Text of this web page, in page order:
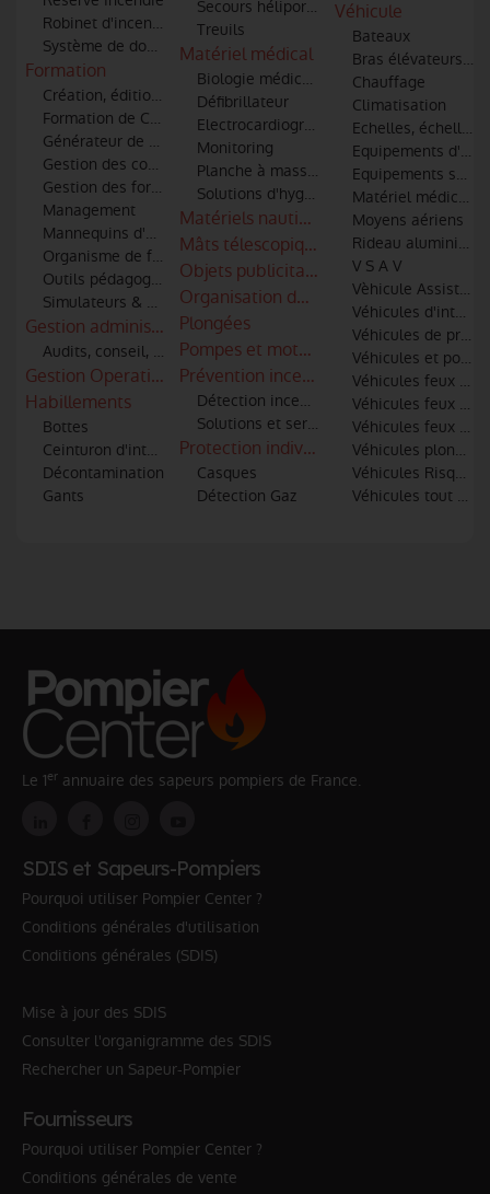
Robinet d'incendie
Système de dosage additifs
Formation
Création, édition et diffusion de médias pour les formation à
Formation de Conduite Opérationnelle des véhicules
Générateur de fumée
Gestion des conflits
Gestion des formations
Management
Mannequins d'entrainement
Organisme de formation
Outils pédagogiques
Simulateurs & Réalité virtuelle
Gestion administratives, gestion du personnels et des
Audits, conseil, AMOA
Gestion Operationnelle
Habillements
Bottes
Ceinturon d'intervention
Décontamination
Gants
Secours héliporté et hélitreuillage
Treuils
Matériel médical
Biologie médicale
Défibrillateur
Electrocardiographe (ECG)
Monitoring
Planche à masser
Solutions d'hygiène - Traitements de
Matériels nautiques
Mâts télescopiques
Objets publicitaires - Cadeaux
Organisation de congrès et salons
Plongées
Pompes et motopompes
Prévention incendie
Détection incendie
Solutions et services de sécurité
Protection individuelle
Casques
Détection Gaz
Véhicule
Bateaux
Bras élévateurs
Chauffage
Climatisation
Echelles, échelles
Equipements
Equipements
Matériel médical
Moyens aériens
Rideau aluminium
V S A V
Vèhicule
Véhicules
Véhicules de
Véhicules et
Véhicules feux de
Véhicules feux
Véhicules feux
Véhicules
Véhicules Risques
Véhicules tout
Le 1er annuaire des sapeurs pompiers de France.
SDIS et Sapeurs-Pompiers
Pourquoi utiliser Pompier Center ?
Conditions générales d'utilisation
Conditions générales (SDIS)
Mise à jour des SDIS
Consulter l'organigramme des SDIS
Rechercher un Sapeur-Pompier
Fournisseurs
Pourquoi utiliser Pompier Center ?
Conditions générales de vente